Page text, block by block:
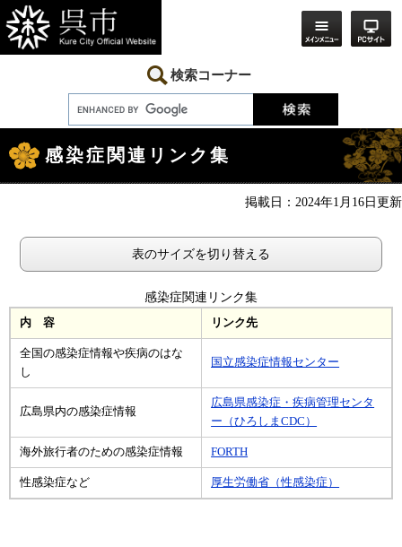
ー
ジ
の
ニ
ュ
ー
本
へ
検索コーナー
文
感染症関連リンク集
掲載日：2024年1月16日更新
表のサイズを切り替える
内 容 リンク先
感染症関連リンク集
全国の感染症情報や疾病のはな
し
国立感染症情報センター
広島県内の感染症情報
広島県感染症・疾病管理センタ
ー（ひろしまCDC）
海外旅行者のための感染症情報 FORTH
性感染症など 厚生労働省（性感染症）